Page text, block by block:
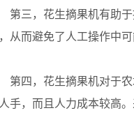
三，花生摘果机有助于
从而避免了人工操作中
四，花生摘果机对于农
手，而且人力成本较高